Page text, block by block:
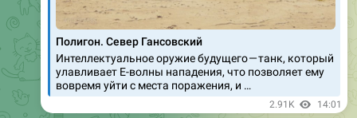
Полигон. Север Гансовский
Интеллектуальное оружие будущего — танк, который
улавливает Е-волны нападения, что позволяет ему
вовремя уйти с места поражения, и …
2.91K 14:01